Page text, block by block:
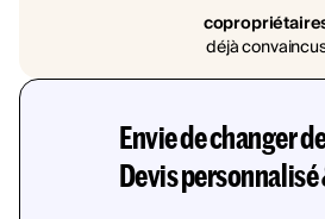
déjà
Envie de changer
Devis